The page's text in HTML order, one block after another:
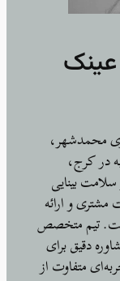
محمدشهر،
از ۱۵ سال تجربه در کرج،
بینایی
و ارائه
تیم متخصص
دقیق برای
متفاوت از